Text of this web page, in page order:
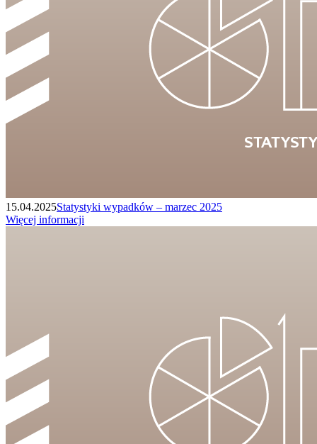
15.04.2025Statystyki wypadków – marzec 2025
Więcej informacji